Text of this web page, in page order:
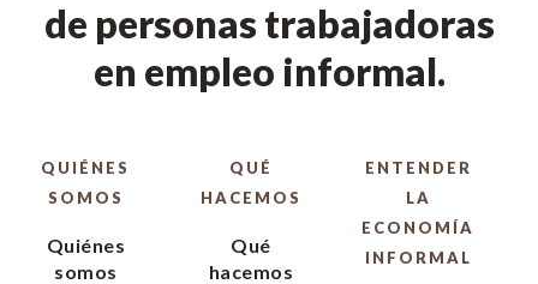
de personas trabajadoras
en empleo informal.
QUIÉNES
SOMOS
Quiénes
somos
QUÉ
HACEMOS
Qué
hacemos
ENTENDER
LA
ECONOMÍA
INFORMAL